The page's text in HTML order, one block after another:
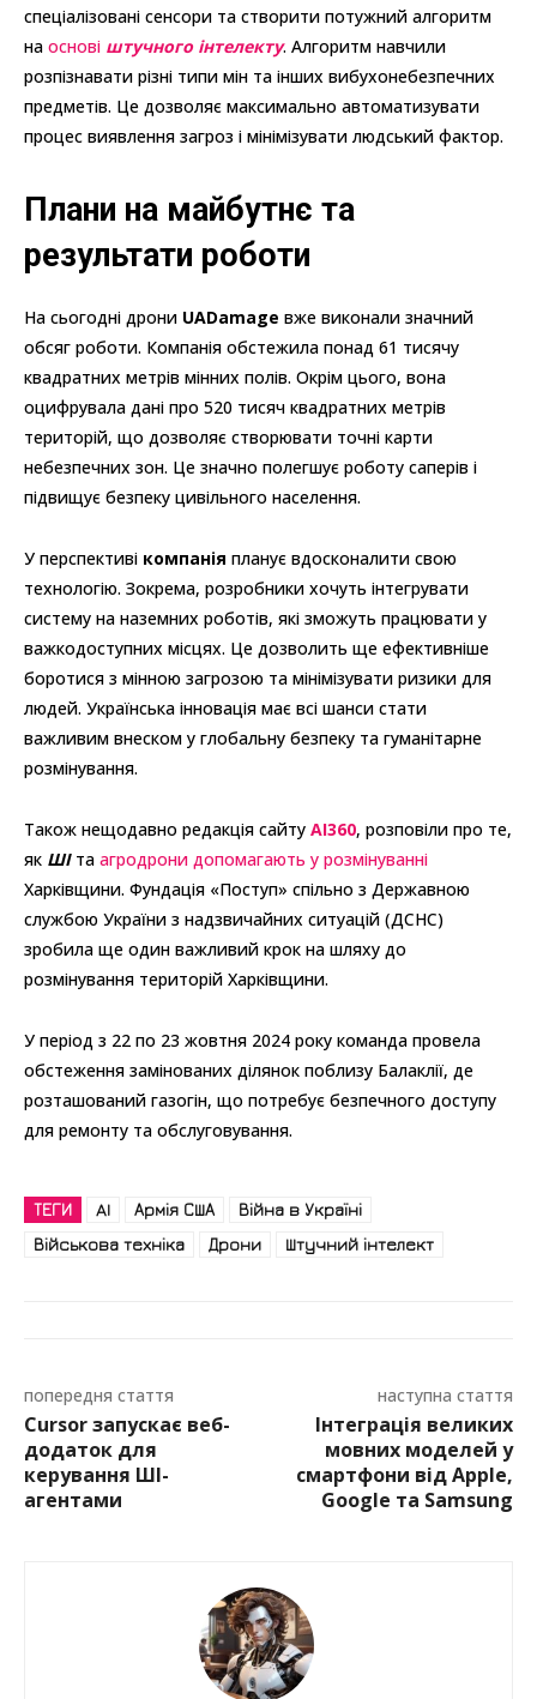
спеціалізовані сенсори та створити потужний алгоритм
на основі штучного інтелекту. Алгоритм навчили
розпізнавати різні типи мін та інших вибухонебезпечних
предметів. Це дозволяє максимально автоматизувати
процес виявлення загроз і мінімізувати людський фактор.
Плани на майбутнє та
результати роботи
На сьогодні дрони UADamage вже виконали значний
обсяг роботи. Компанія обстежила понад 61 тисячу
квадратних метрів мінних полів. Окрім цього, вона
оцифрувала дані про 520 тисяч квадратних метрів
територій, що дозволяє створювати точні карти
небезпечних зон. Це значно полегшує роботу саперів і
підвищує безпеку цивільного населення.
У перспективі компанія планує вдосконалити свою
технологію. Зокрема, розробники хочуть інтегрувати
систему на наземних роботів, які зможуть працювати у
важкодоступних місцях. Це дозволить ще ефективніше
боротися з мінною загрозою та мінімізувати ризики для
людей. Українська інновація має всі шанси стати
важливим внеском у глобальну безпеку та гуманітарне
розмінування.
Також нещодавно редакція сайту AI360, розповіли про те,
як ШІта агродрони допомагають у розмінуванні
Харківщини. Фундація «Поступ» спільно з Державною
службою України з надзвичайних ситуацій (ДСНС)
зробила ще один важливий крок на шляху до
розмінування територій Харківщини.
У період з 22 по 23 жовтня 2024 року команда провела
обстеження замінованих ділянок поблизу Балаклії, де
розташований газогін, що потребує безпечного доступу
для ремонту та обслуговування.
ТЕГИ AI Армія США
Війна в Україні
Військова техніка
Дрони Штучний інтелект
попередня стаття
Cursor запускає веб-
додаток для
керування ШІ-
агентами
наступна стаття
Інтеграція великих
мовних моделей у
смартфони від Apple,
Google та Samsung